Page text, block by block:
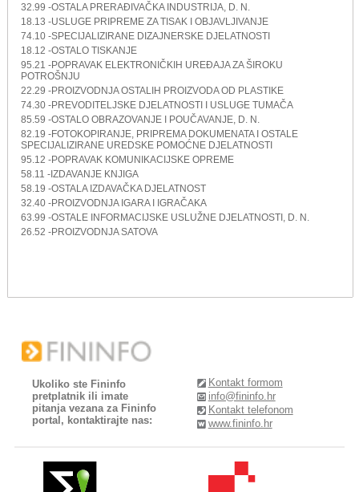
32.99 -OSTALA PRERAĐIVAČKA INDUSTRIJA, D. N.
18.13 -USLUGE PRIPREME ZA TISAK I OBJAVLJIVANJE
74.10 -SPECIJALIZIRANE DIZAJNERSKE DJELATNOSTI
18.12 -OSTALO TISKANJE
95.21 -POPRAVAK ELEKTRONIČKIH UREĐAJA ZA ŠIROKU
POTROŠNJU
22.29 -PROIZVODNJA OSTALIH PROIZVODA OD PLASTIKE
74.30 -PREVODITELJSKE DJELATNOSTI I USLUGE TUMAČA
85.59 -OSTALO OBRAZOVANJE I POUČAVANJE, D. N.
82.19 -FOTOKOPIRANJE, PRIPREMA DOKUMENATA I OSTALE
SPECIJALIZIRANE UREDSKE POMOĆNE DJELATNOSTI
95.12 -POPRAVAK KOMUNIKACIJSKE OPREME
58.11 -IZDAVANJE KNJIGA
58.19 -OSTALA IZDAVAČKA DJELATNOST
32.40 -PROIZVODNJA IGARA I IGRAČAKA
63.99 -OSTALE INFORMACIJSKE USLUŽNE DJELATNOSTI, D. N.
26.52 -PROIZVODNJA SATOVA
Ukoliko ste Fininfo
pretplatnik ili imate
pitanja vezana za Fininfo
portal, kontaktirajte nas:
Kontakt formom
info@fininfo.hr
Kontakt telefonom
www.fininfo.hr